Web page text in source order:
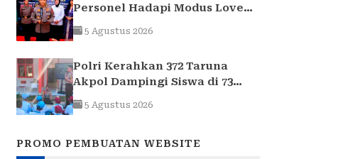
Personel Hadapi Modus Love
Scamming yang Kian
Kompleks
5 Agustus 2026
Polri Kerahkan 372 Taruna
Akpol Dampingi Siswa di 73
Sekolah Rakyat Bersama
Taruna Akademi TNI
5 Agustus 2026
PROMO PEMBUATAN WEBSITE